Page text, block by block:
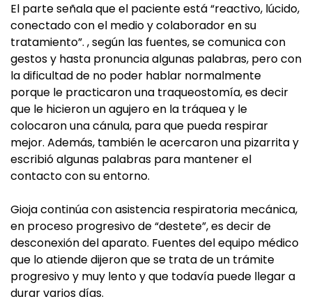
El parte señala que el paciente está “reactivo, lúcido,
conectado con el medio y colaborador en su
tratamiento”. , según las fuentes, se comunica con
gestos y hasta pronuncia algunas palabras, pero con
la dificultad de no poder hablar normalmente
porque le practicaron una traqueostomía, es decir
que le hicieron un agujero en la tráquea y le
colocaron una cánula, para que pueda respirar
mejor. Además, también le acercaron una pizarrita y
escribió algunas palabras para mantener el
contacto con su entorno.
Gioja continúa con asistencia respiratoria mecánica,
en proceso progresivo de “destete”, es decir de
desconexión del aparato. Fuentes del equipo médico
que lo atiende dijeron que se trata de un trámite
progresivo y muy lento y que todavía puede llegar a
durar varios días.